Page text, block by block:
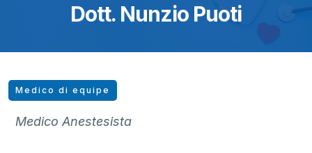
Dott. Nunzio Puoti
Medico di equipe
Medico Anestesista